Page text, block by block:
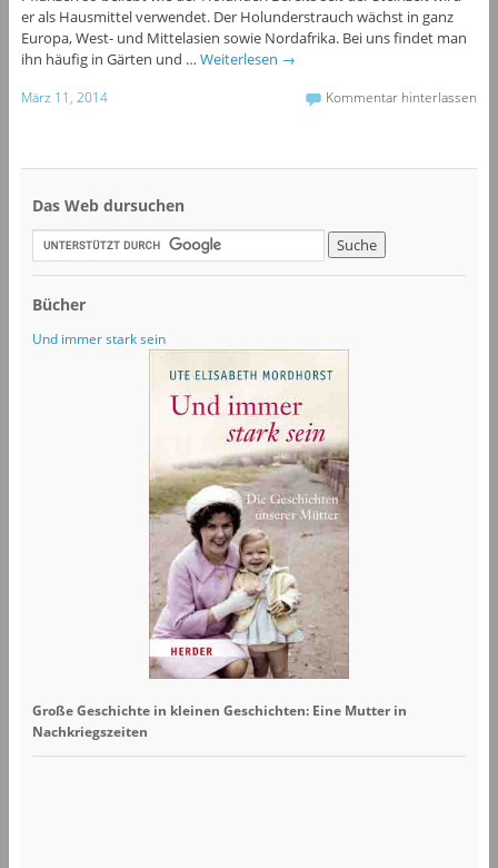
er als Hausmittel verwendet. Der Holunderstrauch wächst in ganz
Europa, West- und Mittelasien sowie Nordafrika. Bei uns findet man
ihn häufig in Gärten und … Weiterlesen →
März 11, 2014 Kommentar hinterlassen
Das Web dursuchen
Bücher
Und immer stark sein
Große Geschichte in kleinen Geschichten: Eine Mutter in
Nachkriegszeiten